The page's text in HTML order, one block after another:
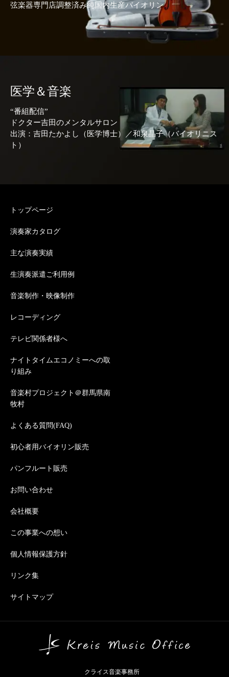
弦楽器専門店調整済み純国内生産バイオリン
医学＆音楽
“番組配信”
ドクター吉田のメンタルサロン
出演：吉田たかよし（医学博士）／和泉晶子（バイオリニス
ト）
トップページ
演奏家カタログ
主な演奏実績
生演奏派遣ご利用例
音楽制作・映像制作
レコーディング
テレビ関係者様へ
ナイトタイムエコノミーへの取
り組み
音楽村プロジェクト＠群馬県南
牧村
よくある質問(FAQ)
初心者用バイオリン販売
パンフルート販売
お問い合わせ
会社概要
この事業への想い
個人情報保護方針
リンク集
サイトマップ
クライス音楽事務所